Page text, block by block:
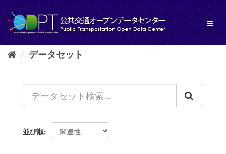
し
データセット
並び順